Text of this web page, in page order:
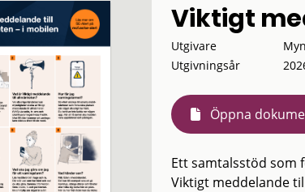
Viktigt
Utgivare
Utgivningsår
Öppna
Ett samtalsstöd som
Viktigt meddelande